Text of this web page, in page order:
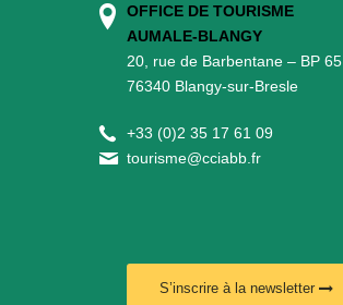
OFFICE DE TOURISME
AUMALE-BLANGY
20, rue de Barbentane – BP 65
76340 Blangy-sur-Bresle
+33 (0)2 35 17 61 09
tourisme@cciabb.fr
S’inscrire à la newsletter